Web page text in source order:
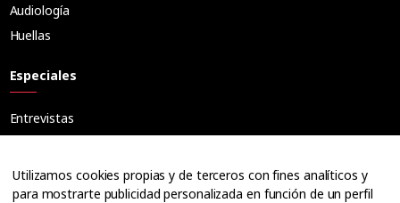
Audiología
Huellas
Especiales
Entrevistas
Ópticos
Cuadernos
Utilizamos cookies propias y de terceros con fines analíticos y
para mostrarte publicidad personalizada en función de un perfil